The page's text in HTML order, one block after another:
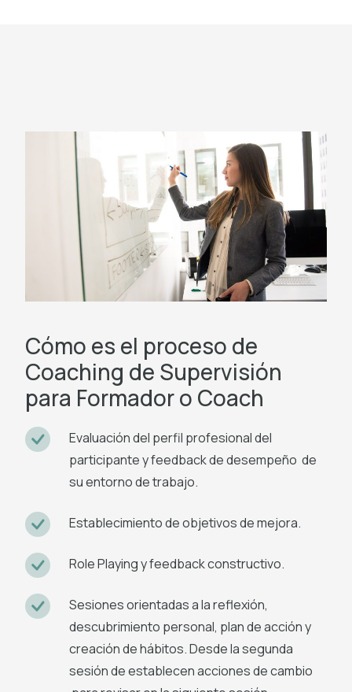
Cómo es el proceso de
Coaching de Supervisión
para Formador o Coach
Evaluación del perfil profesional del
participante y feedback de desempeño de
su entorno de trabajo.
Establecimiento de objetivos de mejora.
Role Playing y feedback constructivo.
Sesiones orientadas a la reflexión,
descubrimiento personal, plan de acción y
creación de hábitos. Desde la segunda
sesión de establecen acciones de cambio